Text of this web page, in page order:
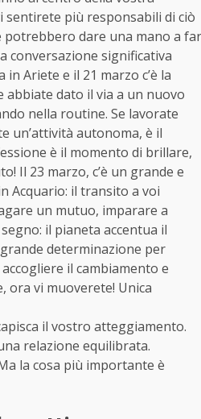
più responsabili di ciò
potrebbero dare una mano a far
conversazione significativa
Ariete e il 21 marzo c’è la
abbiate dato il via a un nuovo
nella routine. Se lavorate
un’attività autonoma, è il
è il momento di brillare,
Il 23 marzo, c’è un grande e
Acquario: il transito a voi
un mutuo, imparare a
il pianeta accentua il
determinazione per
il cambiamento e
ora vi muoverete! Unica
il vostro atteggiamento.
relazione equilibrata.
la cosa più importante è